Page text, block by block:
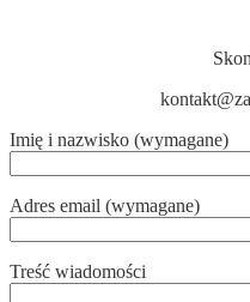
Imię i nazwisko (wymagane)
Adres email (wymagane)
Treść wiadomości